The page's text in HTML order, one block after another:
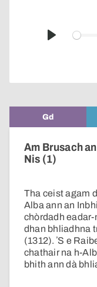
Play
Gd
Am Brusach
Nis (1)
Tha ceist agam
Alba ann an
chòrdadh eadar-
dhan bhliadhna
(1312). ʼS e
chathair na h-
bhith ann dà